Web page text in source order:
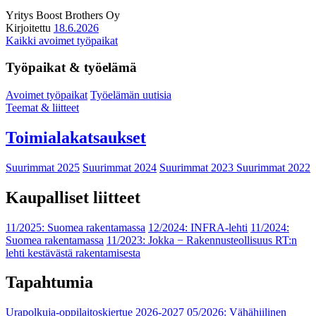
Yritys Boost Brothers Oy
Kirjoitettu 18.6.2026
Kaikki avoimet työpaikat
Työpaikat & työelämä
Avoimet työpaikat Työelämän uutisia
Teemat & liitteet
Toimialakatsaukset
Suurimmat 2025 Suurimmat 2024 Suurimmat 2023 Suurimmat 2022
Kaupalliset liitteet
11/2025: Suomea rakentamassa 12/2024: INFRA-lehti 11/2024:
Suomea rakentamassa 11/2023: Jokka − Rakennusteollisuus RT:n
lehti kestävästä rakentamisesta
Tapahtumia
Urapolkuja-oppilaitoskiertue 2026-2027 05/2026: Vähähiilinen